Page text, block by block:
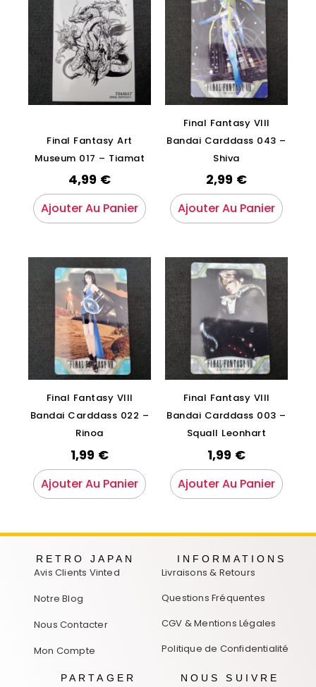
Final Fantasy Art
Museum 017 – Tiamat
4,99 €
Ajouter Au Panier
Final Fantasy VIII
Bandai Carddass 043 –
Shiva
2,99 €
Ajouter Au Panier
Final Fantasy VIII
Bandai Carddass 022 –
Rinoa
1,99 €
Ajouter Au Panier
Final Fantasy VIII
Bandai Carddass 003 –
Squall Leonhart
1,99 €
Ajouter Au Panier
RETRO JAPAN
Avis Clients Vinted
Notre Blog
Nous Contacter
Mon Compte
INFORMATIONS
Livraisons & Retours
Questions Fréquentes
CGV & Mentions Légales
Politique de Confidentialité
PARTAGER NOUS SUIVRE